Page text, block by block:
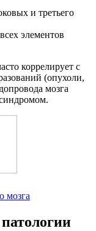
и третьего
элементов
коррелирует с
(опухоли,
мозга
мозга